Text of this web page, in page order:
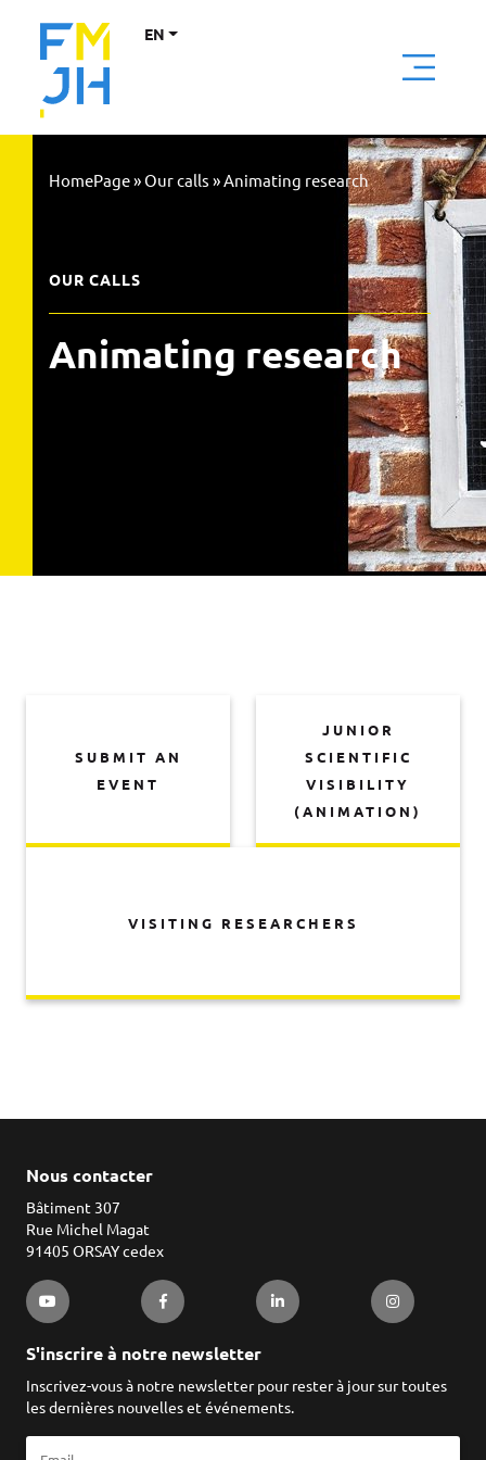
EN
HomePage»Our calls »Animating research
OUR CALLS
Animating research
SUBMIT AN
EVENT
JUNIOR
SCIENTIFIC
VISIBILITY
(ANIMATION)
VISITING RESEARCHERS
Nous contacter
Bâtiment 307
Rue Michel Magat
91405 ORSAY cedex
S'inscrire à notre newsletter
Inscrivez-vous à notre newsletter pour rester à jour sur toutes
les dernières nouvelles et événements.